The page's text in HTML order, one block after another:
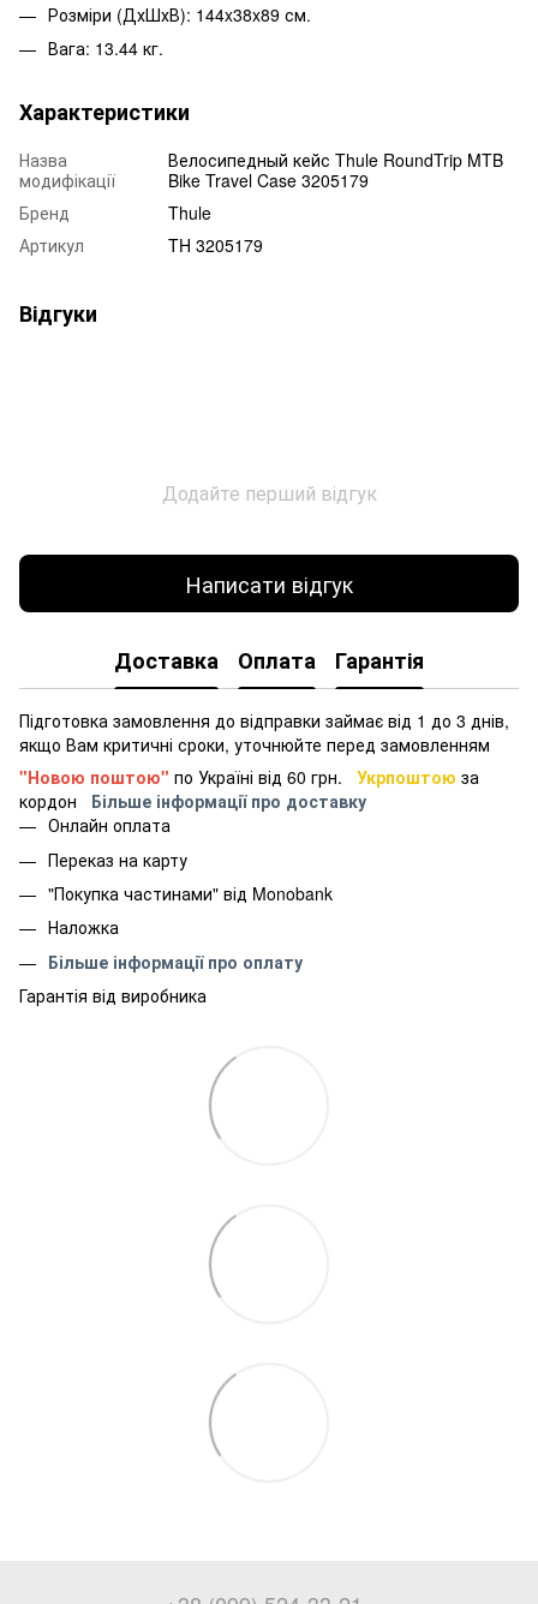
Розміри (ДхШхВ): 144x38x89 см.
Вага: 13.44 кг.
Характеристики
Назва
модифікації
Велосипедный кейс Thule RoundTrip MTB
Bike Travel Case 3205179
Бренд
Thule
Артикул
TH 3205179
Відгуки
Додайте перший відгук
Написати відгук
Доставка Оплата Гарантія
Підготовка замовлення до відправки займає від 1 до 3 днів,
якщо Вам критичні сроки, уточнюйте перед замовленням
"Новою поштою" по Україні від 60 грн. Укрпоштою за
кордон
Більше інформації про доставку
Онлайн оплата
Переказ на карту
"Покупка частинами" від Monobank
Наложка
Більше інформації про оплату
Гарантія від виробника